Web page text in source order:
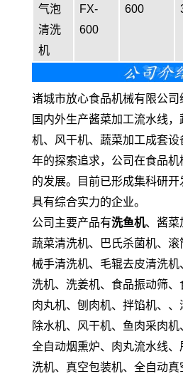
气泡
清洗
机
FX-
600
600
诸城市放心食品机械有限公
国内外生产酱菜加工流水线
机、风干机、蔬菜加工成套
年的探索追求，公司在食品
的发展。目前已形成集科研
具有综合实力的企业。
公司主要产品有洗鱼机、酱菜
蔬菜清洗机、巴氏杀菌机、
械手清洗机、毛辊去皮清洗
洗机、洗姜机、食品振动筛、
肉丸机、刨肉机、拌馅机、
除水机、风干机、鱼肉采肉
全自动烟熏炉、肉丸流水线
洗机、真空包装机、全自动